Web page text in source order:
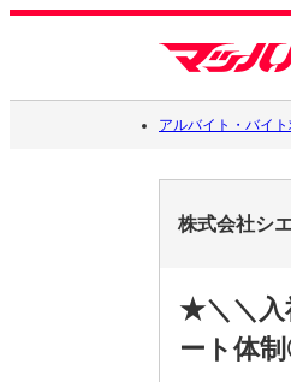
アルバイト・バイ
株式会社シ
★＼＼入
ート体